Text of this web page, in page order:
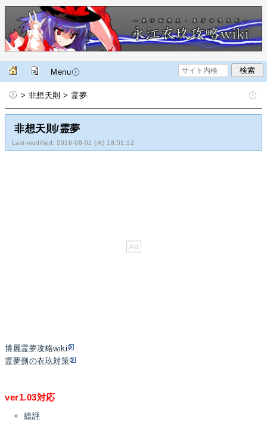
Menu
> 非想天則 > 霊夢
非想天則/霊夢
Last-modified: 2016-08-02 (火) 18:51:12
博麗霊夢攻略wiki
霊夢側の衣玖対策
ver1.03対応
総評